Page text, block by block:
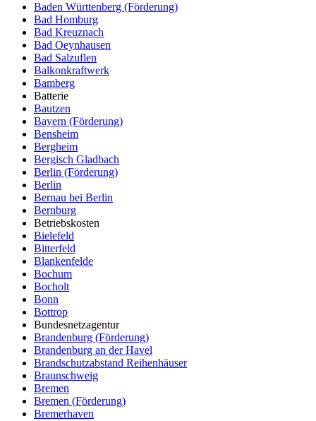
Baden Württenberg (Förderung)
Bad Homburg
Bad Kreuznach
Bad Oeynhausen
Bad Salzuflen
Balkonkraftwerk
Bamberg
Batterie
Bautzen
Bayern (Förderung)
Bensheim
Bergheim
Bergisch Gladbach
Berlin (Förderung)
Berlin
Bernau bei Berlin
Bernburg
Betriebskosten
Bielefeld
Bitterfeld
Blankenfelde
Bochum
Bocholt
Bonn
Bottrop
Bundesnetzagentur
Brandenburg (Förderung)
Brandenburg an der Havel
Brandschutzabstand Reihenhäuser
Braunschweig
Bremen
Bremen (Förderung)
Bremerhaven